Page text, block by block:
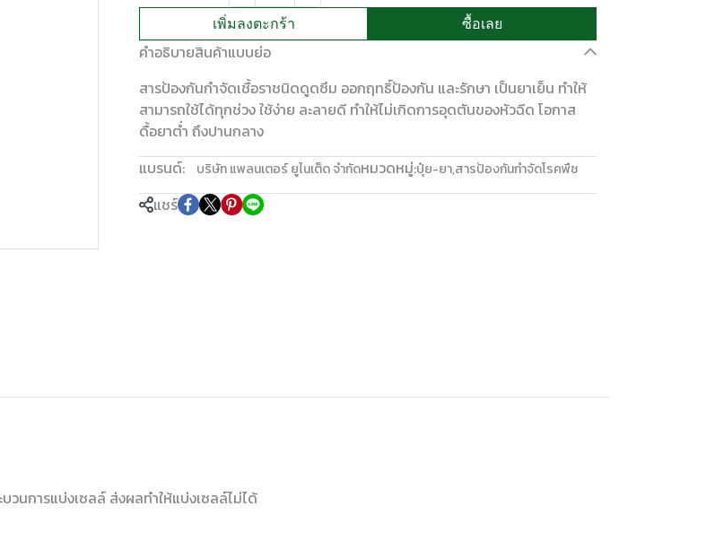
เพิ่มลงตะกร้า ซื้อเลย
คำอธิบายสินค้าแบบย่อ
สารป้องกันกำจัดเชื้อราชนิดดูดซึม ออกฤทธิ์ป้องกัน และรักษา เป็นยาเย็น ทำให้
สามารถใช้ได้ทุกช่วง ใช้ง่าย ละลายดี ทำให้ไม่เกิดการอุดตันของหัวฉีด โอกาส
ดื้อยาต่ำ ถึงปานกลาง
แบรนด์:
บริษัท แพลนเตอร์ ยูไนเต็ด จำกัดหมวดหมู่:ปุ๋ย-ยา,สารป้องกันกำจัดโรคพืช
แชร์
นการแบ่งเซลล์ ส่งผลทำให้แบ่งเซลล์ไม่ได้